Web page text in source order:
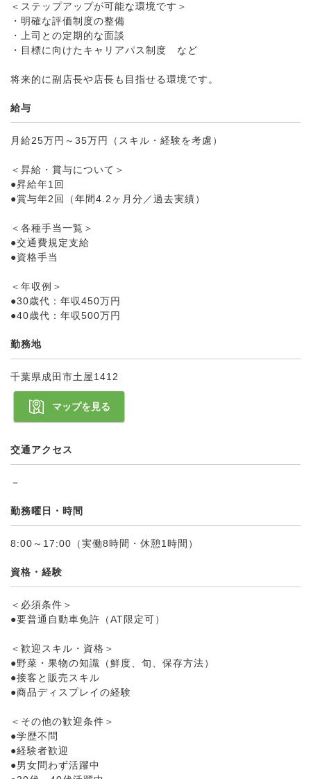
＜ステップアップが可能な環境です＞
・明確な評価制度の整備
・上司との定期的な面談
・目標に向けたキャリアパス制度 など
将来的に副店長や店長も目指せる環境です。
給与
月給25万円～35万円（スキル・経験を考慮）
＜昇給・賞与について＞
●昇給年1回
●賞与年2回（年間4.2ヶ月分／過去実績）
＜各種手当一覧＞
●交通費規定支給
●資格手当
＜年収例＞
●30歳代：年収450万円
●40歳代：年収500万円
勤務地
千葉県成田市土屋1412
マップを見る
交通アクセス
－
勤務曜日・時間
8:00～17:00（実働8時間・休憩1時間）
資格・経験
＜必須条件＞
●要普通自動車免許（AT限定可）
＜歓迎スキル・資格＞
●野菜・果物の知識（鮮度、旬、保存方法）
●接客と販売スキル
●商品ディスプレイの経験
＜その他の歓迎条件＞
●学歴不問
●経験者歓迎
●男女問わず活躍中